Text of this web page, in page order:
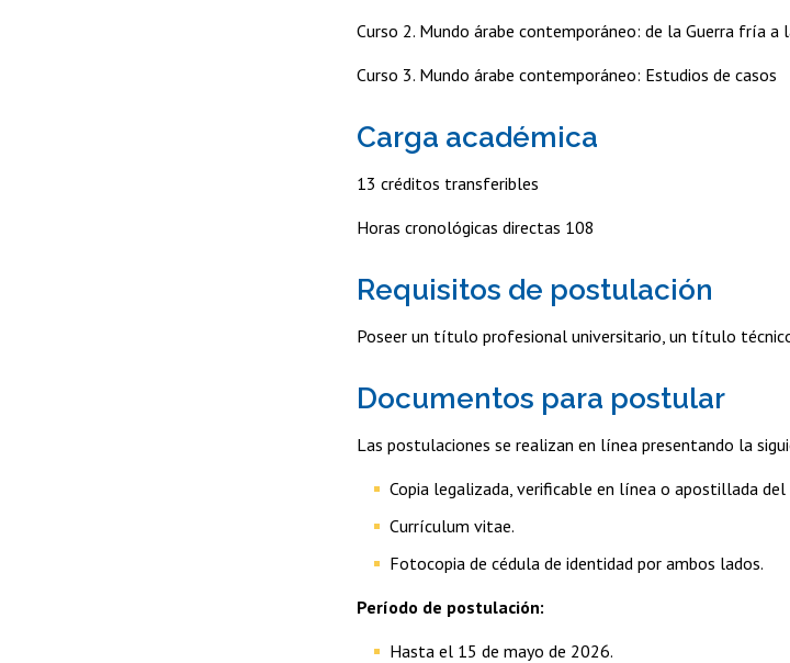
Curso 2. Mundo árabe contemporáneo: de la Guerra fría a
Curso 3. Mundo árabe contemporáneo: Estudios de casos
Carga académica
13 créditos transferibles
Horas cronológicas directas 108
Requisitos de postulación
Poseer un título profesional universitario, un título
Documentos para postular
Las postulaciones se realizan en línea presentando la
Copia legalizada, verificable en línea o apostillada
Currículum vitae.
Fotocopia de cédula de identidad por ambos lados.
Período de postulación:
Hasta el 15 de mayo de 2026.